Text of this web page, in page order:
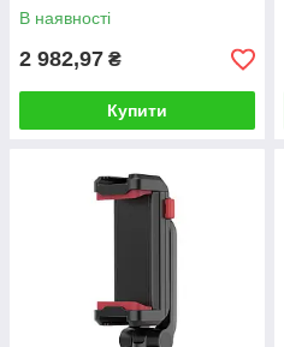
В наявності
2 982,97 ₴
Купити